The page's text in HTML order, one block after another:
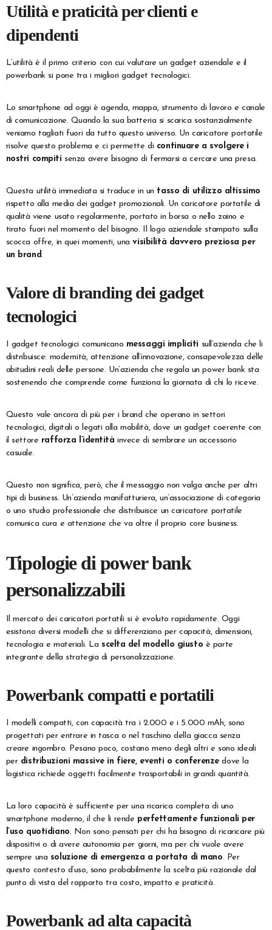
Utilità e praticità per clienti e
dipendenti
L’utilità è il primo criterio con cui valutare un gadget aziendale e il
powerbank si pone tra i migliori gadget tecnologici.
Lo smartphone ad oggi è agenda, mappa, strumento di lavoro e canale
di comunicazione. Quando la sua batteria si scarica sostanzialmente
veniamo tagliati fuori da tutto questo universo. Un caricatore portatile
risolve questo problema e ci permette di continuare a svolgere i
nostri compiti senza avere bisogno di fermarsi a cercare una presa.
Questa utilità immediata si traduce in un tasso di utilizzo altissimo
rispetto alla media dei gadget promozionali. Un caricatore portatile di
qualità viene usato regolarmente, portato in borsa o nello zaino e
tirato fuori nel momento del bisogno. Il logo aziendale stampato sulla
scocca offre, in quei momenti, unavisibilità davvero preziosa per
un brand.
Valore di branding dei gadget
tecnologici
I gadget tecnologici comunicano messaggi impliciti sull’azienda che li
distribuisce: modernità, attenzione all’innovazione, consapevolezza delle
abitudini reali delle persone. Un’azienda che regala un power bank sta
sostenendo che comprende come funziona la giornata di chi lo riceve.
Questo vale ancora di più per i brand che operano in settori
tecnologici, digitali o legati alla mobilità, dove un gadget coerente con
il settore rafforza l’identità invece di sembrare un accessorio
casuale.
Questo non significa, però, che il messaggio non valga anche per altri
tipi di business. Un’azienda manifatturiera, un’associazione di categoria
o uno studio professionale che distribuisce un caricatore portatile
comunica cura e attenzione che va oltre il proprio core business.
Tipologie di power bank
personalizzabili
Il mercato dei caricatori portatili si è evoluto rapidamente. Oggi
esistono diversi modelli che si differenziano per capacità, dimensioni,
tecnologia e materiali. La scelta del modello giusto è parte
integrante della strategia di personalizzazione.
Powerbank compatti e portatili
I modelli compatti, con capacità tra i 2.000 e i 5.000 mAh, sono
progettati per entrare in tasca o nel taschino della giacca senza
creare ingombro. Pesano poco, costano meno degli altri e sono ideali
per distribuzioni massive in fiere, eventi o conferenzedove la
logistica richiede oggetti facilmente trasportabili in grandi quantità.
La loro capacità è sufficiente per una ricarica completa di uno
smartphone moderno, il che li rende perfettamente funzionali per
l’uso quotidiano. Non sono pensati per chi ha bisogno di ricaricare più
dispositivi o di avere autonomia per giorni, ma per chi vuole avere
sempre una soluzione di emergenza a portata di mano. Per
questo contesto d’uso, sono probabilmente la scelta più razionale dal
punto di vista del rapporto tra costo, impatto e praticità.
Powerbank ad alta capacità